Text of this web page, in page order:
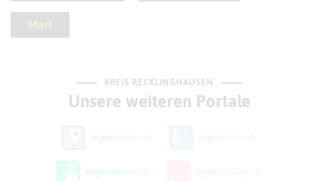
Marl
KREIS RECKLINGHAUSEN
Unsere weiteren Portale